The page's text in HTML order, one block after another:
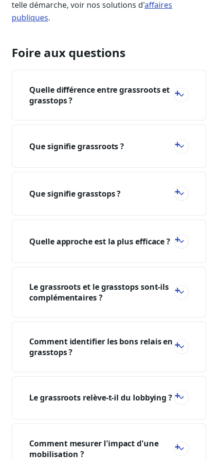
telle démarche, voir nos solutions d'affaires
publiques.
Foire aux questions
Quelle différence entre grassroots et
grasstops ?
Que signifie grassroots ?
Que signifie grasstops ?
Quelle approche est la plus efficace ?
Le grassroots et le grasstops sont-ils
complémentaires ?
Comment identifier les bons relais en
grasstops ?
Le grassroots relève-t-il du lobbying ?
Comment mesurer l'impact d'une
mobilisation ?